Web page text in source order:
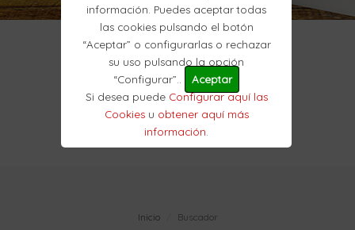
información. Puedes aceptar todas
las cookies pulsando el botón
“Aceptar” o configurarlas o rechazar
su uso pulsando la opción
“Configurar”..
Aceptar
Si desea puede Configurar aquí las
Cookiesu obtener aquí más
información.
Inicio Buscador